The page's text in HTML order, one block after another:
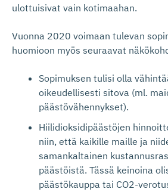
ulottuisivat vain kotimaahan.
Vuonna 2020 voimaan tulevan
huomioon myös seuraavat
Sopimuksen tulisi olla
oikeudellisesti sitova (ml.
päästövähennykset).
Hiilidioksidipäästöjen
niin, että kaikille maille ja
samankaltainen
päästöistä. Tässä keinoina
päästökauppa tai CO2-